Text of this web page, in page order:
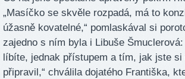
„Masíčko se skvěle rozpadá, má to
úžasně kovatelné,“ pomlaskával si
zajedno s ním byla i Libuše
líbíte, jednak přístupem a tím, jak jste si
připravil,“ chválila dojatého Františka,